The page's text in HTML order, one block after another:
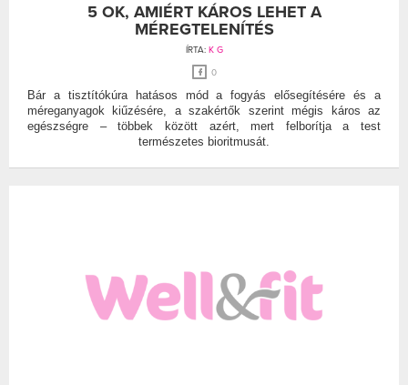
5 OK, AMIÉRT KÁROS LEHET A
MÉREGTELENÍTÉS
ÍRTA: K G
0
Bár a tisztítókúra hatásos mód a fogyás elősegítésére és a
méreganyagok kiűzésére, a szakértők szerint mégis káros az
egészségre – többek között azért, mert felborítja a test
természetes bioritmusát.